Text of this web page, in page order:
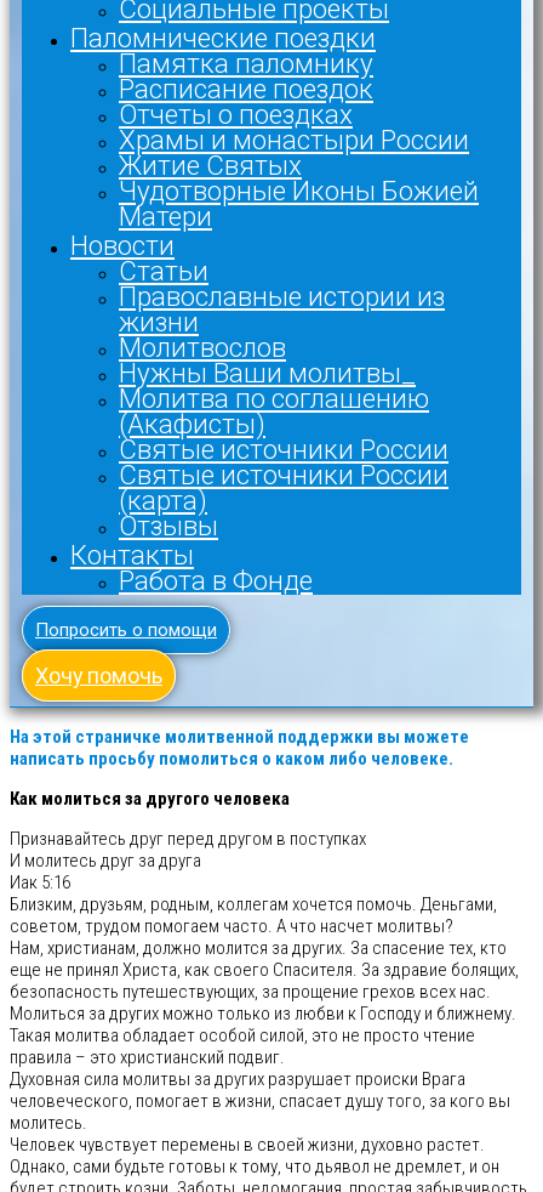
Социальные проекты
Паломнические поездки
Памятка паломнику
Расписание поездок
Отчеты о поездках
Храмы и монастыри России
Житие Святых
Чудотворные Иконы Божией
Матери
Новости
Статьи
Православные истории из
жизни
Молитвослов
Нужны Ваши молитвы_
Молитва по соглашению
(Акафисты)
Святые источники России
Святые источники России
(карта)
Отзывы
Контакты
Работа в Фонде
Попросить о помощи
Хочу помочь
На этой страничке молитвенной поддержки вы можете
написать просьбу помолиться о каком либо человеке.
Как молиться за другого человека
Признавайтесь друг перед другом в поступках
И молитесь друг за друга
Иак 5:16
Близким, друзьям, родным, коллегам хочется помочь. Деньгами,
советом, трудом помогаем часто. А что насчет молитвы?
Нам, христианам, должно молится за других. За спасение тех, кто
еще не принял Христа, как своего Спасителя. За здравие болящих,
безопасность путешествующих, за прощение грехов всех нас.
Молиться за других можно только из любви к Господу и ближнему.
Такая молитва обладает особой силой, это не просто чтение
правила – это христианский подвиг.
Духовная сила молитвы за других разрушает происки Врага
человеческого, помогает в жизни, спасает душу того, за кого вы
молитесь.
Человек чувствует перемены в своей жизни, духовно растет.
Однако, сами будьте готовы к тому, что дьявол не дремлет, и он